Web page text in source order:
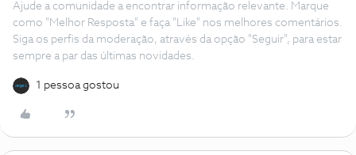
Ajude a comunidade a encontrar informação relevante. Marque
como "Melhor Resposta" e faça "Like" nos melhores comentários.
Siga os perfis da moderação, através da opção "Seguir", para estar
sempre a par das últimas novidades.
1 pessoa gostou